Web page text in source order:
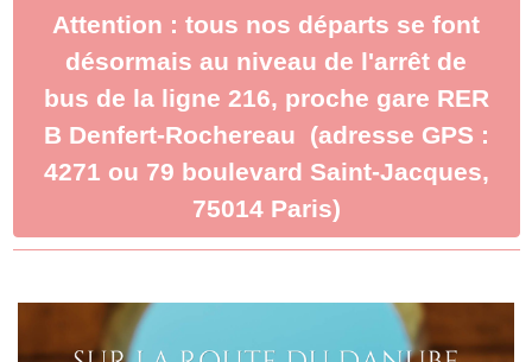
Attention : tous nos départs se font
désormais au niveau de l'arrêt de
bus de la ligne 216, proche gare RER
B Denfert-Rochereau (adresse GPS :
4271 ou 79 boulevard Saint-Jacques,
75014 Paris)